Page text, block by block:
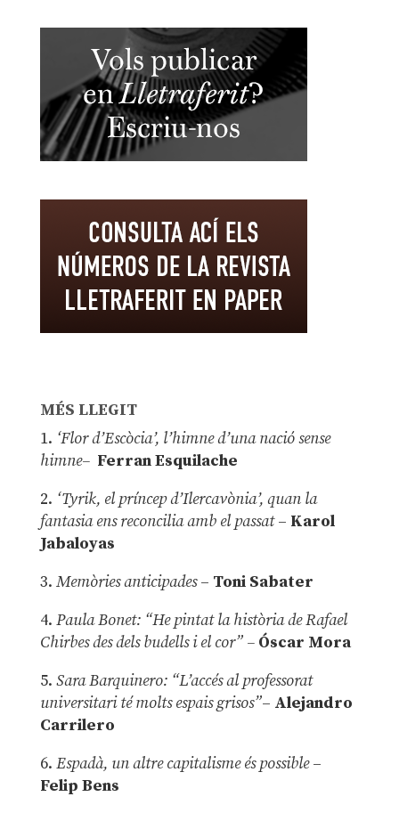
MÉS LLEGIT
1. ‘Flor d’Escòcia’, l’himne d’una nació sense
himne– Ferran Esquilache
2. ‘Tyrik, el príncep d’Ilercavònia’, quan la
fantasia ens reconcilia amb el passat– Karol
Jabaloyas
3. Memòries anticipades– Toni Sabater
4. Paula Bonet: “He pintat la història de Rafael
Chirbes des dels budells i el cor” –Óscar Mora
5. Sara Barquinero: “L’accés al professorat
universitari té molts espais grisos”– Alejandro
Carrilero
6. Espadà, un altre capitalisme és possible –
Felip Bens